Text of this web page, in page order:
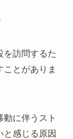
を訪問するた
とがありま
に伴うスト
と感じる原因